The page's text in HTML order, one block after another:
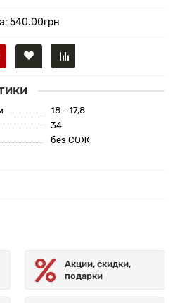
540.00грн
18 - 17,8
34
без СОЖ
Акции, скидки,
подарки